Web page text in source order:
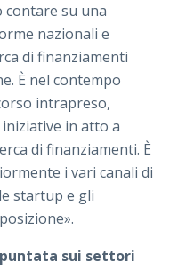
contare su una
nazionali e
di finanziamenti
È nel contempo
intrapreso,
in atto a
di finanziamenti. È
i vari canali di
startup e gli
puntata sui settori